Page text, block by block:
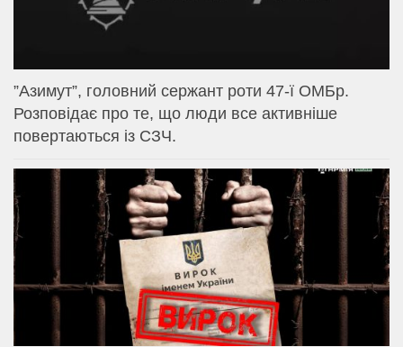
⁨”Азимут”, головний сержант роти 47-ї ОМБр.
Розповідає про те, що люди все активніше
повертаються із СЗЧ.